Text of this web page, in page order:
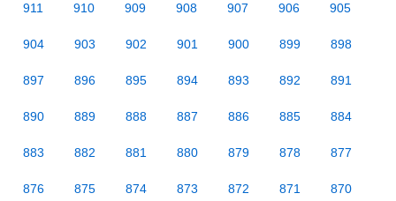
911 910 909 908 907 906 905
904 903 902 901 900 899 898
897 896 895 894 893 892 891
890 889 888 887 886 885 884
883 882 881 880 879 878 877
876 875 874 873 872 871 870